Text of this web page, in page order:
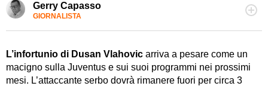
Gerry Capasso
GIORNALISTA
Per lui gli sport americani non hanno segreti: basket,
notizia dove altri non vedono granché
L’infortunio di Dusan Vlahovic arriva a pesare come un
macigno sulla Juventus e sui suoi programmi nei prossimi
mesi. L’attaccante serbo dovrà rimanere fuori per circa 3